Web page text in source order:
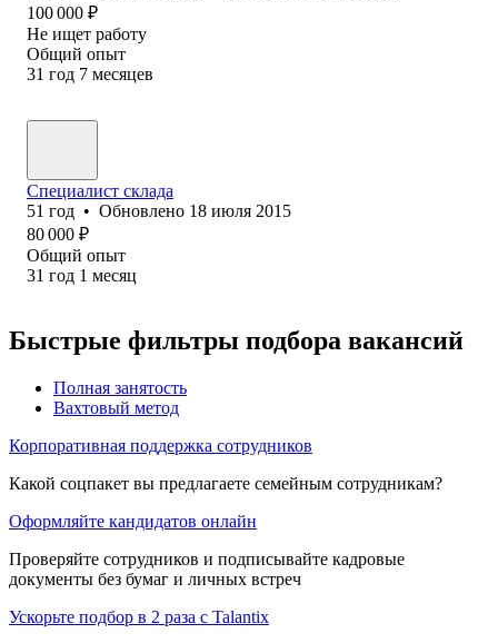
100 000 ₽
Не ищет работу
Общий опыт
31 год 7 месяцев
Специалист склада
51 год • Обновлено 18 июля 2015
80 000 ₽
Общий опыт
31 год 1 месяц
Быстрые фильтры подбора вакансий
Полная занятость
Вахтовый метод
Корпоративная поддержка сотрудников
Какой соцпакет вы предлагаете семейным сотрудникам?
Оформляйте кандидатов онлайн
Проверяйте сотрудников и подписывайте кадровые
документы без бумаг и личных встреч
Ускорьте подбор в 2 раза с Talantix